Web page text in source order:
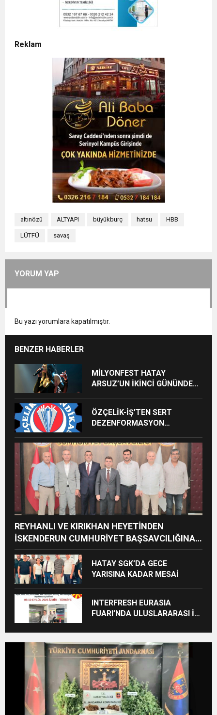
Reklam
altınözü ALTYAPI büyükburç hatsu HBB
LÜTFÜ savaş
YORUM YAP
Bu yazı yorumlara kapatılmıştır.
BENZER HABERLER
MİLYONFEST HATAY
ARSUZ’UN İKİNCİ GÜNÜNDE
ÖZÇELİK-İŞ’TEN SERT
DEZENFORMASYON
CEZAİ SÜREÇ BAŞLATILDI”
REYHANLI VE KIRIKHAN HEYETİNDEN
İSKENDERUN CUMHURİYET BAŞSAVCILIĞINA
ZİYARET
HATAY SGK’DA GECE
YARISINA KADAR MESAİ
INTERFRESH EURASIA
FUARI’NDA ULUSLARARASI İŞ
BAŞLADI